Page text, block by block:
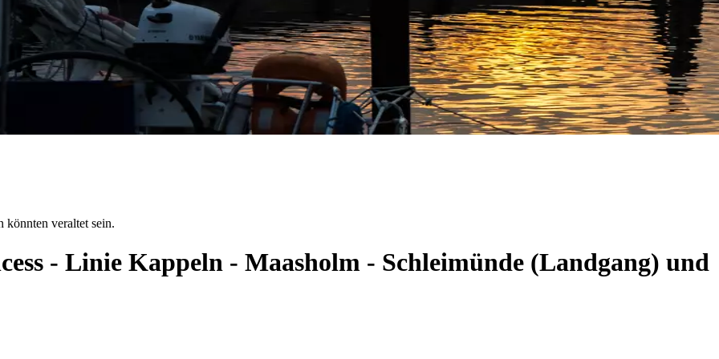
könnten veraltet sein.
- Linie Kappeln - Maasholm - Schleimünde (Landgang) und